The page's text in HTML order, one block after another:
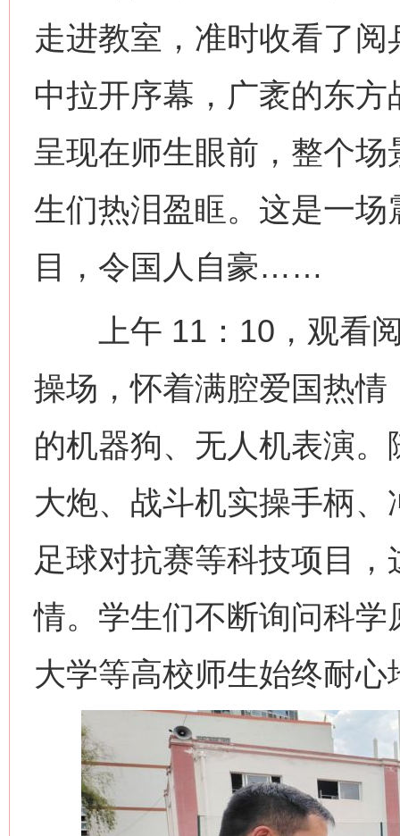
走进教室，准时收看了
中拉开序幕，广袤的东
呈现在师生眼前，整个
生们热泪盈眶。这是一
目，令国人自豪……
上午 11：10，观看阅
操场，怀着满腔爱国热
的机器狗、无人机表演
大炮、战斗机实操手柄
足球对抗赛等科技项目
情。学生们不断询问科
大学等高校师生始终耐心
这是一记警钟！ 谢